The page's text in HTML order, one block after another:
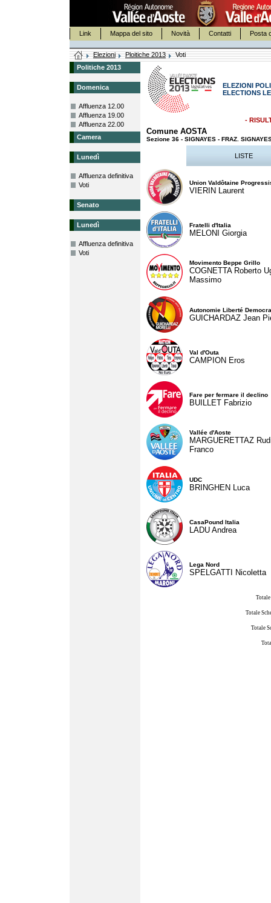
Link Mappa del sito Novità Contatti Posta
Elezioni Ploitiche 2013
Voti
Politiche 2013
Domenica
Affluenza 12.00
Affluenza 19.00
Affluenza 22.00
Camera
Lunedì
Affluenza definitiva
Voti
Senato
Lunedì
Affluenza definitiva
Voti
ELEZIONI
ELECTIONS
-
Comune AOSTA
Sezione 36 - SIGNAYES - FRAZ.
LISTE
Union Valdôtaine
VIERIN Laurent
Fratelli d'Italia
MELONI Giorgia
Movimento Beppe Grillo
COGNETTA Roberto
Massimo
Autonomie Liberté
GUICHARDAZ Jean
Val d'Outa
CAMPION Eros
Fare per fermare il declino
BUILLET Fabrizio
Vallée d'Aoste
MARGUERETTAZ
Franco
UDC
BRINGHEN Luca
CasaPound Italia
LADU Andrea
Lega Nord
SPELGATTI Nicoletta
Totale
Totale